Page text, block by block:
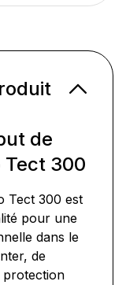
de
Tect 300
Tect 300 est
pour une
dans le
de
protection